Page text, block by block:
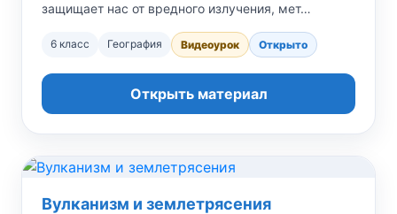
защищает нас от вредного излучения, мет…
6 класс География Видеоурок Открыто
Открыть материал
Вулканизм и землетрясения